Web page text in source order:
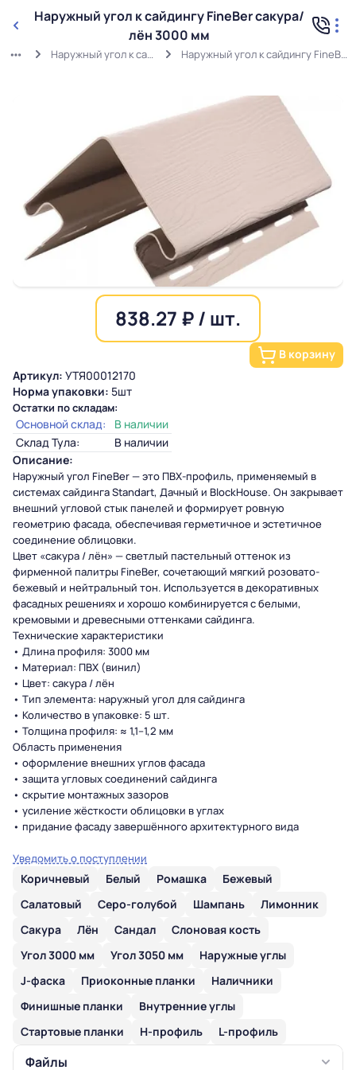
Наружный угол к сайдингу FineBer сакура/
лён 3000 мм
Наружный угол к сайдингу FineBer Наружный угол к сайдингу FineBer сакура/лён 3000 мм
838.27 ₽ / шт.
В корзину
Артикул: УТЯ00012170
Норма упаковки: 5шт
Остатки по складам:
Основной склад:
В наличии
Склад Тула:
В наличии
Описание:
Наружный угол FineBer — это ПВХ-профиль, применяемый в
системах сайдинга Standart, Дачный и BlockHouse. Он закрывает
внешний угловой стык панелей и формирует ровную
геометрию фасада, обеспечивая герметичное и эстетичное
соединение облицовки.
Цвет «сакура / лён» — светлый пастельный оттенок из
фирменной палитры FineBer, сочетающий мягкий розовато-
бежевый и нейтральный тон. Используется в декоративных
фасадных решениях и хорошо комбинируется с белыми,
кремовыми и древесными оттенками сайдинга.
Технические характеристики
• Длина профиля: 3000 мм
• Материал: ПВХ (винил)
• Цвет: сакура / лён
• Тип элемента: наружный угол для сайдинга
• Количество в упаковке: 5 шт.
• Толщина профиля: ≈ 1,1–1,2 мм
Область применения
• оформление внешних углов фасада
• защита угловых соединений сайдинга
• скрытие монтажных зазоров
• усиление жёсткости облицовки в углах
• придание фасаду завершённого архитектурного вида
Уведомить о поступлении
Коричневый Белый Ромашка
Бежевый
Салатовый
Серо-голубой Шампань
Лимонник
Сакура
Лён Сандал
Слоновая кость
Угол 3000 мм
Угол 3050 мм
Наружные углы
J-фаска
Приоконные планки
Наличники
Финишные планки
Внутренние углы
Стартовые планки
H-профиль L-профиль
Файлы